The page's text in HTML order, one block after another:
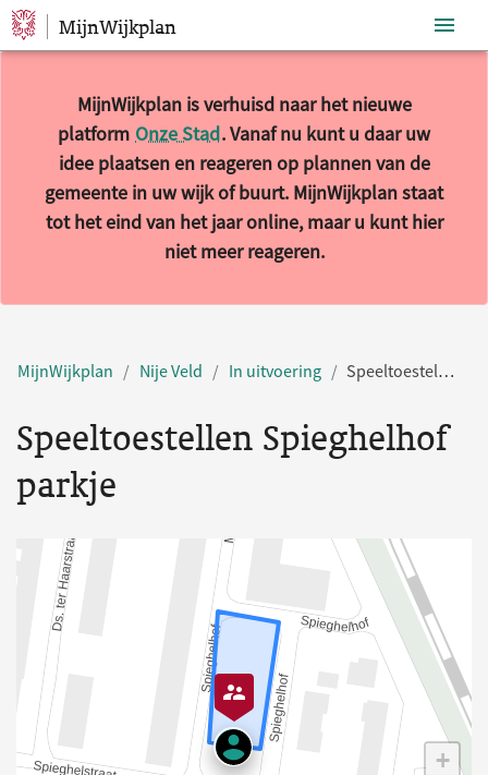
Sla navigatie over
MijnWijkplan
MijnWijkplan is verhuisd naar het nieuwe
platform Onze Stad. Vanaf nu kunt u daar uw
idee plaatsen en reageren op plannen van de
gemeente in uw wijk of buurt. MijnWijkplan staat
tot het eind van het jaar online, maar u kunt hier
niet meer reageren.
MijnWijkplan Nije Veld In uitvoering Speeltoestellen Spieghelhof parkje
Speeltoestellen Spieghelhof
parkje
+